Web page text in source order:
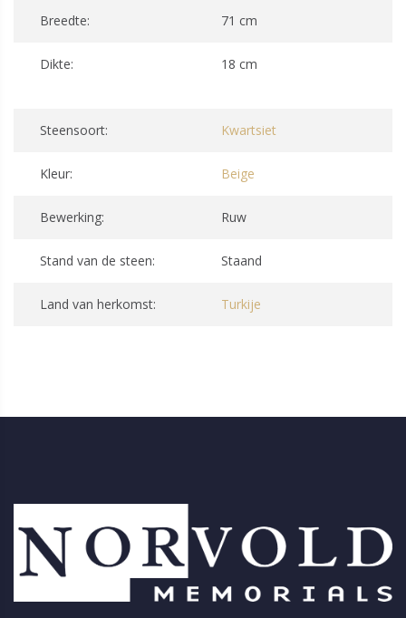
Breedte: 71 cm
Dikte: 18 cm
Steensoort: Kwartsiet
Kleur: Beige
Bewerking: Ruw
Stand van de steen: Staand
Land van herkomst: Turkije